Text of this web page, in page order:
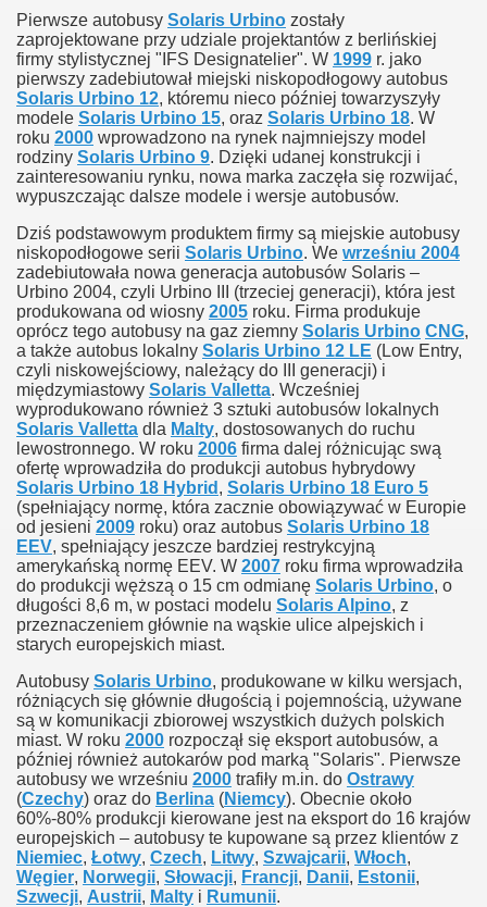
Pierwsze autobusy Solaris Urbino zostały
zaprojektowane przy udziale projektantów z berlińskiej
firmy stylistycznej "IFS Designatelier". W 1999 r. jako
pierwszy zadebiutował miejski niskopodłogowy autobus
Solaris Urbino 12, któremu nieco później towarzyszyły
modele Solaris Urbino 15, oraz Solaris Urbino 18. W
roku 2000 wprowadzono na rynek najmniejszy model
rodziny Solaris Urbino 9. Dzięki udanej konstrukcji i
zainteresowaniu rynku, nowa marka zaczęła się rozwijać,
wypuszczając dalsze modele i wersje autobusów.
Dziś podstawowym produktem firmy są miejskie autobusy
niskopodłogowe serii Solaris Urbino. We wrześniu 2004
zadebiutowała nowa generacja autobusów Solaris –
Urbino 2004, czyli Urbino III (trzeciej generacji), która jest
produkowana od wiosny 2005 roku. Firma produkuje
oprócz tego autobusy na gaz ziemny Solaris Urbino CNG,
a także autobus lokalny Solaris Urbino 12 LE (Low Entry,
czyli niskowejściowy, należący do III generacji) i
międzymiastowy Solaris Valletta. Wcześniej
wyprodukowano również 3 sztuki autobusów lokalnych
Solaris Valletta dla Malty, dostosowanych do ruchu
lewostronnego. W roku 2006 firma dalej różnicując swą
ofertę wprowadziła do produkcji autobus hybrydowy
Solaris Urbino 18 Hybrid , Solaris Urbino 18 Euro 5
(spełniający normę, która zacznie obowiązywać w Europie
od jesieni 2009 roku) oraz autobus Solaris Urbino 18
EEV, spełniający jeszcze bardziej restrykcyjną
amerykańską normę EEV. W 2007 roku firma wprowadziła
do produkcji węższą o 15 cm odmianę Solaris Urbino, o
długości 8,6 m, w postaci modelu Solaris Alpino, z
przeznaczeniem głównie na wąskie ulice alpejskich i
starych europejskich miast.
Autobusy Solaris Urbino, produkowane w kilku wersjach,
różniących się głównie długością i pojemnością, używane
są w komunikacji zbiorowej wszystkich dużych polskich
miast. W roku 2000 rozpoczął się eksport autobusów, a
później również autokarów pod marką "Solaris". Pierwsze
autobusy we wrześniu 2000 trafiły m.in. do Ostrawy
(Czechy) oraz do Berlina (Niemcy). Obecnie około
60%-80% produkcji kierowane jest na eksport do 16 krajów
europejskich – autobusy te kupowane są przez klientów z
Niemiec, Łotwy, Czech, Litwy, Szwajcarii, Włoch,
Węgier, Norwegii, Słowacji, Francji, Danii, Estonii,
Szwecji, Austrii, Malty i Rumunii.